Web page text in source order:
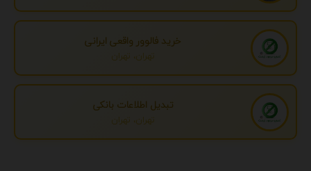
خرید فالوور واقعی ایرانی
تهران، تهران
تبدیل اطلاعات بانکی
تهران، تهران